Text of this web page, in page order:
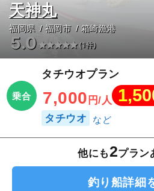
天神丸
福岡県 福岡市 箱崎漁港
5.0 (1件)
乗合
タチウオプラン
7,000 円/人
タチウオ
他にも2プラン
釣り船詳細